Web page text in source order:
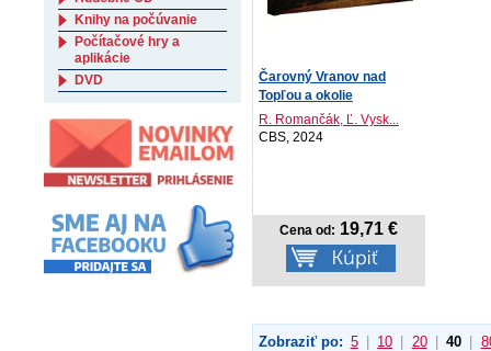
Čarovný Vranov nad
Topľou a okolie
R. Romančák, Ľ. Vysk...
CBS, 2024
Cena od: 19,71 €
Zobraziť po: 5 10 20 40
Knihy na počúvanie
Počítačové hry a
aplikácie
DVD